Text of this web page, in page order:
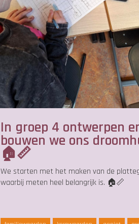
In groep 4 ontwerpen
bouwen we ons
🏠📏
We starten met het maken van de
waarbij meten heel belangrijk is. 🏠📏